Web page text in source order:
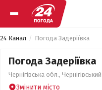
24 Канал Погода Задеріївка
Погода Задеріївка
Чернігівська обл.,
Змінити місто